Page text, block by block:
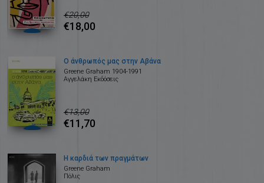
€20,00
€18,00
Ο άνθρωπός μας στην Αβάνα
Greene Graham 1904-1991
Αγγελάκη Εκδόσεις
€13,00
€11,70
Η καρδιά των πραγμάτων
Greene Graham
Πόλις